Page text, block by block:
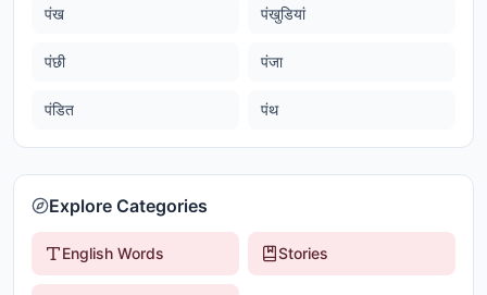
पंख पंखुडियां
पंछी पंजा
पंडित पंथ
Explore Categories
English Words Stories